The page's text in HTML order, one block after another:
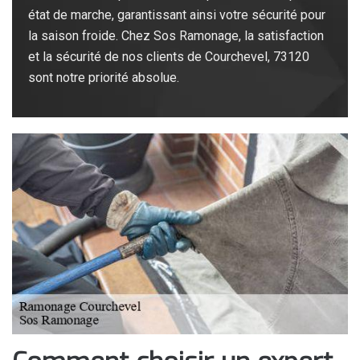
état de marche, garantissant ainsi votre sécurité pour
la saison froide. Chez Sos Ramonage, la satisfaction
et la sécurité de nos clients de Courchevel, 73120
sont notre priorité absolue.